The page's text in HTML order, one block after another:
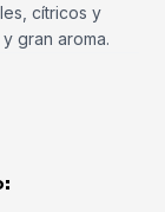
cítricos y
gran aroma.
: